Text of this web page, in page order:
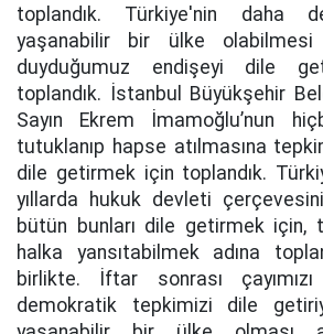
toplandık. Türkiye'nin daha
yaşanabilir bir ülke olabilmesi
duyduğumuz endişeyi dile
toplandık. İstanbul Büyükşehir
Sayın Ekrem İmamoğlu’nun
tutuklanıp hapse atılmasına
dile getirmek için toplandık.
yıllarda hukuk devleti
bütün bunları dile getirmek için,
halka yansıtabilmek adına
birlikte. İftar sonrası
demokratik tepkimizi dile